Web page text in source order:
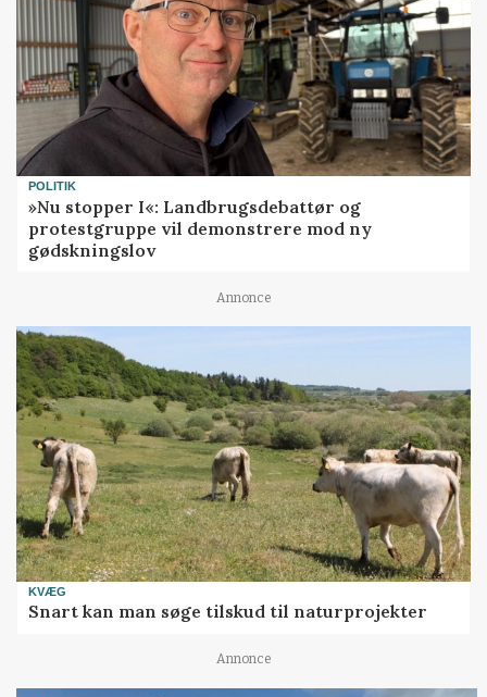
POLITIK
»Nu stopper I«: Landbrugsdebattør og
protestgruppe vil demonstrere mod ny
gødskningslov
Annonce
KVÆG
Snart kan man søge tilskud til naturprojekter
Annonce